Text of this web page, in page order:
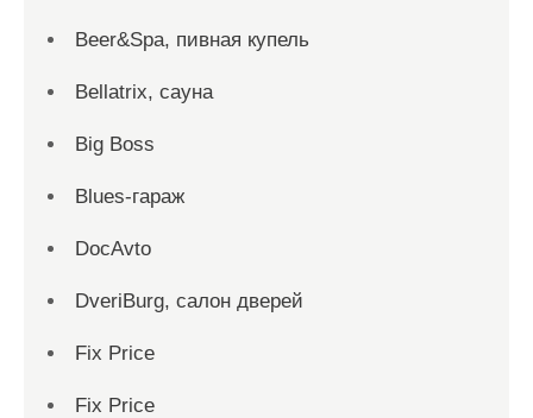
Beer&Spa, пивная купель
Bellatrix, сауна
Big Boss
Blues-гараж
DocAvto
DveriBurg, салон дверей
Fix Price
Fix Price